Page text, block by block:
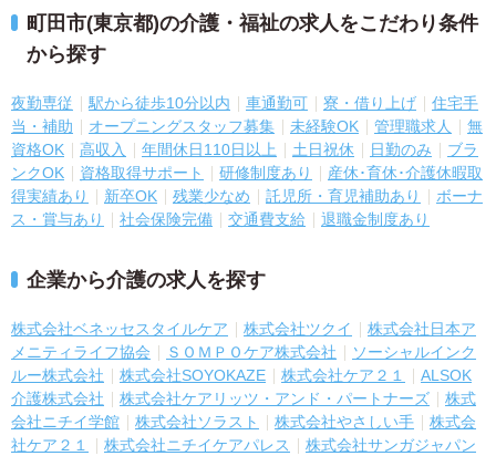
町田市(東京都)の介護・福祉の求人をこだわり条件
から探す
夜勤専従 駅から徒歩10分以内 車通勤可 寮・借り上げ
住宅手
当・補助
オープニングスタッフ募集 未経験OK 管理職求人
無
資格OK
高収入 年間休日110日以上 土日祝休 日勤のみ
ブラ
ンクOK
資格取得サポート 研修制度あり
産休･育休･介護休暇取
得実績あり
新卒OK 残業少なめ 託児所・育児補助あり
ボーナ
ス・賞与あり
社会保険完備 交通費支給 退職金制度あり
企業から介護の求人を探す
株式会社ベネッセスタイルケア 株式会社ツクイ
株式会社日本ア
メニティライフ協会
ＳＯＭＰＯケア株式会社
ソーシャルインク
ルー株式会社
株式会社SOYOKAZE 株式会社ケア２１
ALSOK
介護株式会社
株式会社ケアリッツ・アンド・パートナーズ
株式
会社ニチイ学館
株式会社ソラスト 株式会社やさしい手
株式会
社ケア２１
株式会社ニチイケアパレス
株式会社サンガジャパン